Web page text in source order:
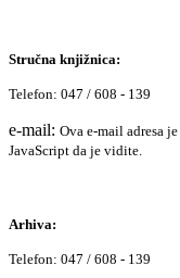
Stručna knjižnica:
Telefon: 047 / 608 - 139
e-mail: Ova e-mail adresa
JavaScript da je vidite.
Arhiva:
Telefon: 047 / 608 - 139